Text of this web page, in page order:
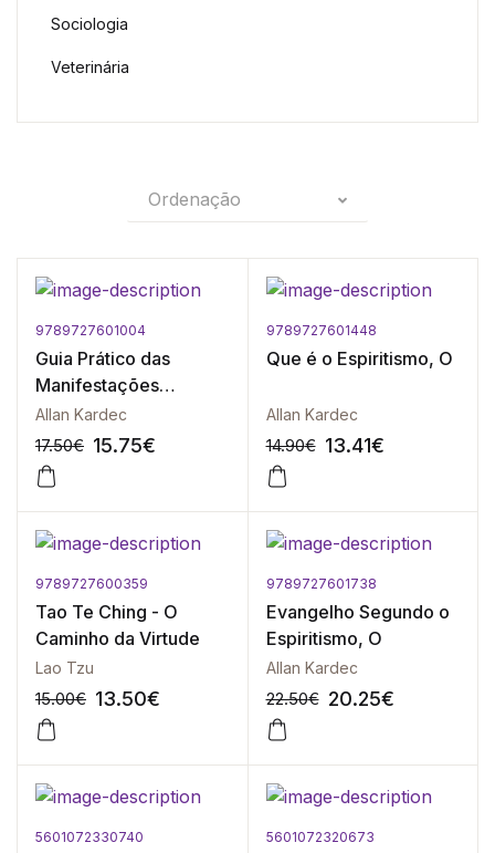
Ordenação
9789727601004
Guia Prático das
Manifestações
Espíritas
Allan Kardec
17.50€ 15.75€
9789727601448
Que é o Espiritismo, O
Allan Kardec
14.90€ 13.41€
9789727600359
Tao Te Ching - O
Caminho da Virtude
Lao Tzu
15.00€ 13.50€
9789727601738
Evangelho Segundo o
Espiritismo, O
Allan Kardec
22.50€ 20.25€
5601072330740 5601072320673
Sociologia
Veterinária